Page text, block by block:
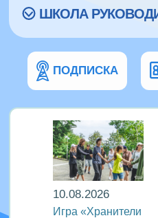
ШКОЛА
ПОДПИСКА
|
10.08.2026
Игра «Хранители